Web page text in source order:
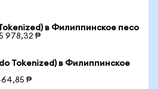
в Филиппинское песо
978,32 ₱
Tokenized) в Филиппинское
₱